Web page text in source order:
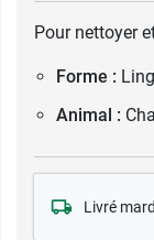
Pour nettoyer
Forme :
Animal :
Livré